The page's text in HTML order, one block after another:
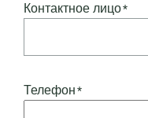
Контактное лицо*
Телефон*